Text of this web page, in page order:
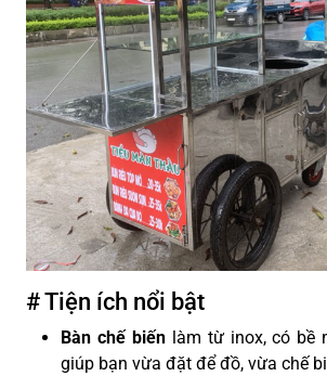
# Tiện ích nổi bật
Bàn chế biếnlàm từ inox, có bề
giúp bạn vừa đặt để đồ, vừa chế